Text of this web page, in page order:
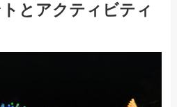
とアクティビティ